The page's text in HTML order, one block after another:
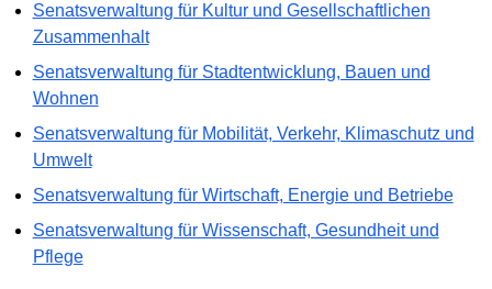
Senatsverwaltung für Kultur und Gesellschaftlichen
Zusammenhalt
Senatsverwaltung für Stadtentwicklung, Bauen und
Wohnen
Senatsverwaltung für Mobilität, Verkehr, Klimaschutz und
Umwelt
Senatsverwaltung für Wirtschaft, Energie und Betriebe
Senatsverwaltung für Wissenschaft, Gesundheit und
Pflege